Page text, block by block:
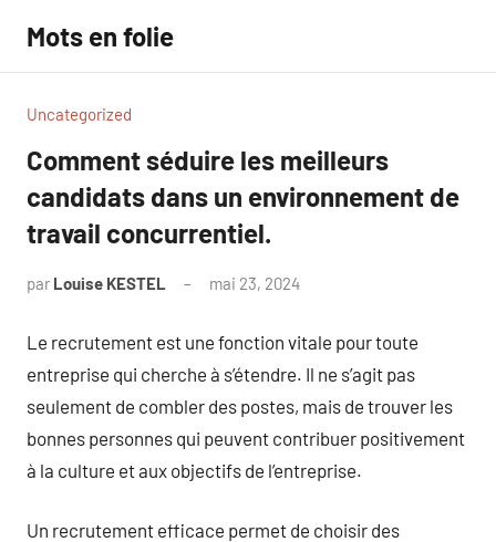
contenu
Mots en folie
Uncategorized
Comment séduire les meilleurs
candidats dans un environnement de
travail concurrentiel.
par Louise KESTEL mai 23, 2024
Le recrutement est une fonction vitale pour toute
entreprise qui cherche à s’étendre. Il ne s’agit pas
seulement de combler des postes, mais de trouver les
bonnes personnes qui peuvent contribuer positivement
à la culture et aux objectifs de l’entreprise.
Un recrutement efficace permet de choisir des